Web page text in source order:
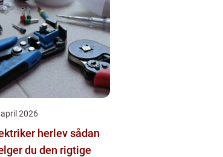
2026
herlev sådan
du den rigtige